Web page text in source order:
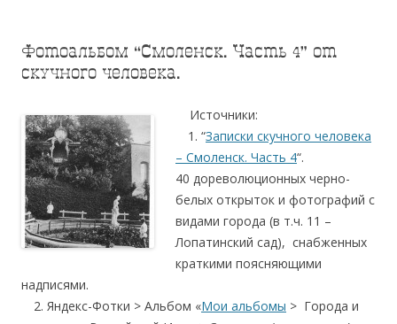
Фотоальбом “Смоленск. Часть 4” от
скучного человека.
Источники:
1. “Записки скучного человека
– Смоленск. Часть 4“.
40 дореволюционных черно-
белых открыток и фотографий с
видами города (в т.ч. 11 –
Лопатинский сад), снабженных
краткими поясняющими
надписями.
2. Яндекс-Фотки > Альбом «Мои альбомы > Города и